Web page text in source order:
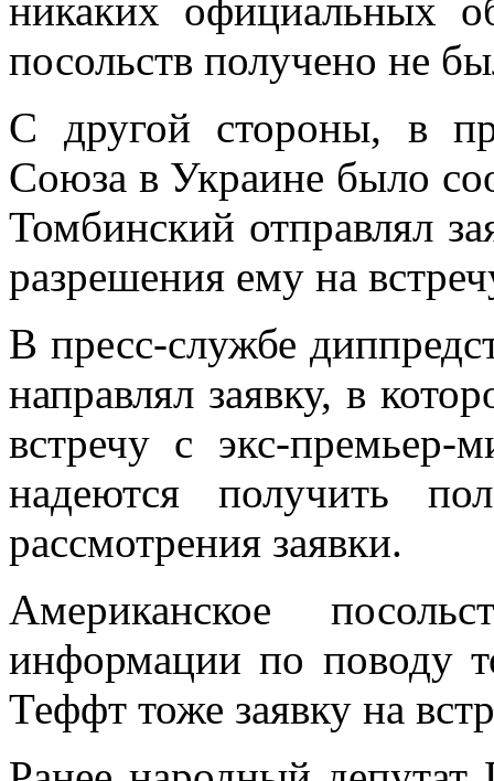
никаких
посольств получено не
С другой стороны, в
Союза в Украине было
Томбинский отправлял
разрешения ему на
В пресс-службе
направлял заявку, в
встречу с экс-премьер-
надеются получить
рассмотрения заявки.
Американское
информации по поводу
Теффт тоже заявку на